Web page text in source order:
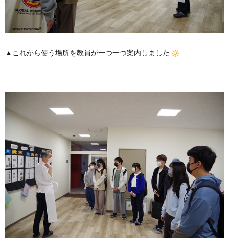
▲これから使う場所を教員が一つ一つ案内しました